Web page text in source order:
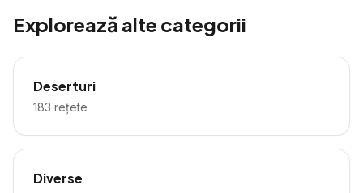
Explorează alte categorii
Deserturi
183 rețete
Diverse